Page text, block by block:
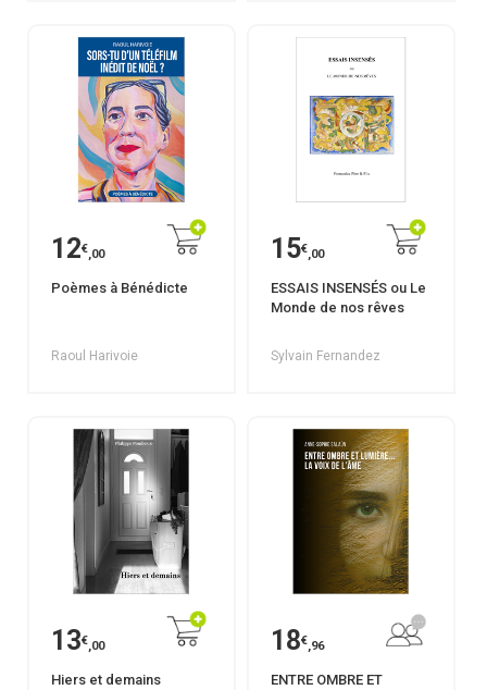
12€,00
Poèmes à Bénédicte
Raoul Harivoie
15€,00
ESSAIS INSENSÉS ou Le
Monde de nos rêves
Sylvain Fernandez
13€,00
Hiers et demains
18€,96
ENTRE OMBRE ET